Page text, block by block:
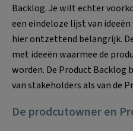
Backlog. Je wilt echter
een eindeloze lijst van
hier ontzettend belangrijk.
met ideeën waarmee de
worden. De Product Backlog
van stakeholders als van de
De prodcutowner en